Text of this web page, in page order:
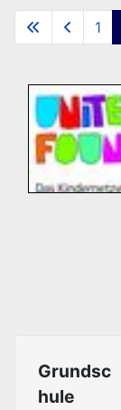
1
Grundsc
hule